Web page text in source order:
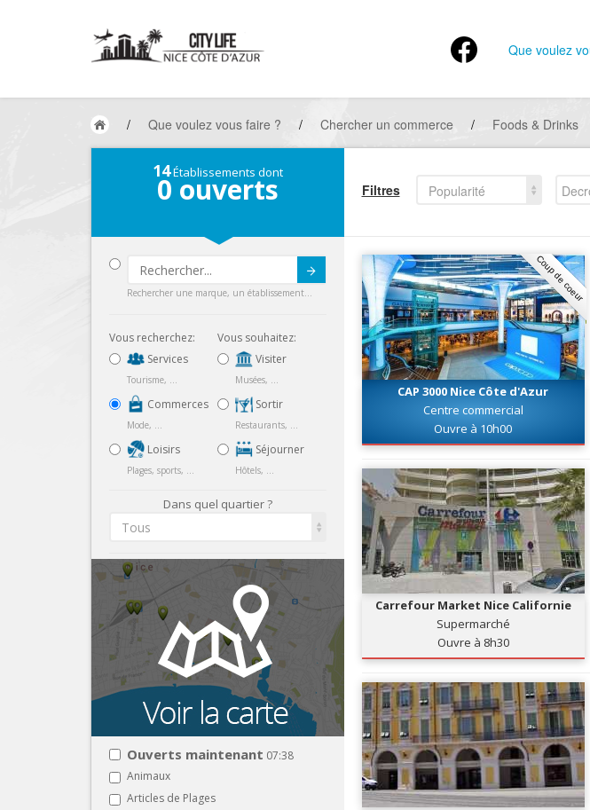
Que voulez
/ Que voulez vous faire ? / Chercher un commerce / Foods & Drinks
14Établissements dont
0 ouverts
Rechercher une marque, un établissement...
Vous recherchez:
Services
Tourisme, ...
Commerces
Mode, ...
Loisirs
Plages, sports, ...
Vous souhaitez:
Visiter
Musées, ...
Sortir
Restaurants, ...
Séjourner
Hôtels, ...
Dans quel quartier ?
Tous
Ouverts maintenant 07:38
Animaux
Articles de Plages
Filtres Popularité
Coup de coeur
CAP 3000 Nice Côte d'Azur
Centre commercial
Ouvre à 10h00
Carrefour Market Nice Californie
Supermarché
Ouvre à 8h30